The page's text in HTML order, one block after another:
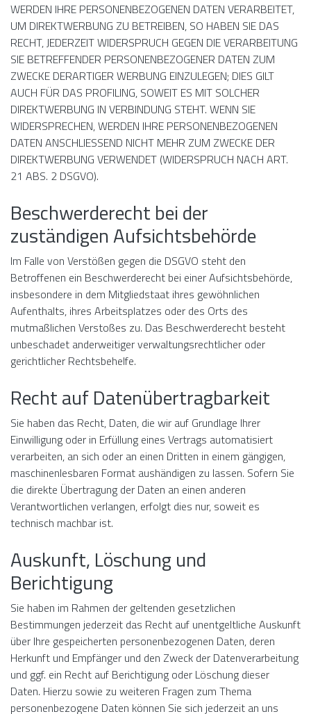
WERDEN IHRE PERSONENBEZOGENEN DATEN VERARBEITET,
UM DIREKTWERBUNG ZU BETREIBEN, SO HABEN SIE DAS
RECHT, JEDERZEIT WIDERSPRUCH GEGEN DIE VERARBEITUNG
SIE BETREFFENDER PERSONENBEZOGENER DATEN ZUM
ZWECKE DERARTIGER WERBUNG EINZULEGEN; DIES GILT
AUCH FÜR DAS PROFILING, SOWEIT ES MIT SOLCHER
DIREKTWERBUNG IN VERBINDUNG STEHT. WENN SIE
WIDERSPRECHEN, WERDEN IHRE PERSONENBEZOGENEN
DATEN ANSCHLIESSEND NICHT MEHR ZUM ZWECKE DER
DIREKTWERBUNG VERWENDET (WIDERSPRUCH NACH ART.
21 ABS. 2 DSGVO).
Beschwerde­recht bei der
zuständigen Aufsichts­behörde
Im Falle von Verstößen gegen die DSGVO steht den
Betroffenen ein Beschwerderecht bei einer Aufsichtsbehörde,
insbesondere in dem Mitgliedstaat ihres gewöhnlichen
Aufenthalts, ihres Arbeitsplatzes oder des Orts des
mutmaßlichen Verstoßes zu. Das Beschwerderecht besteht
unbeschadet anderweitiger verwaltungsrechtlicher oder
gerichtlicher Rechtsbehelfe.
Recht auf Daten­übertrag­barkeit
Sie haben das Recht, Daten, die wir auf Grundlage Ihrer
Einwilligung oder in Erfüllung eines Vertrags automatisiert
verarbeiten, an sich oder an einen Dritten in einem gängigen,
maschinenlesbaren Format aushändigen zu lassen. Sofern Sie
die direkte Übertragung der Daten an einen anderen
Verantwortlichen verlangen, erfolgt dies nur, soweit es
technisch machbar ist.
Auskunft, Löschung und
Berichtigung
Sie haben im Rahmen der geltenden gesetzlichen
Bestimmungen jederzeit das Recht auf unentgeltliche Auskunft
über Ihre gespeicherten personenbezogenen Daten, deren
Herkunft und Empfänger und den Zweck der Datenverarbeitung
und ggf. ein Recht auf Berichtigung oder Löschung dieser
Daten. Hierzu sowie zu weiteren Fragen zum Thema
personenbezogene Daten können Sie sich jederzeit an uns